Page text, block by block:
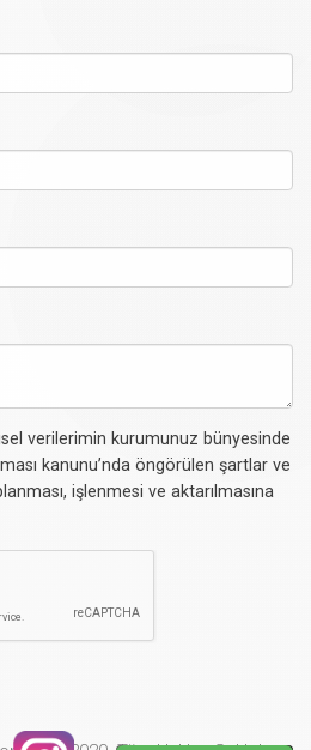
verilerimin kurumunuz bünyesinde
kanunu’nda öngörülen şartlar ve
işlenmesi ve aktarılmasına